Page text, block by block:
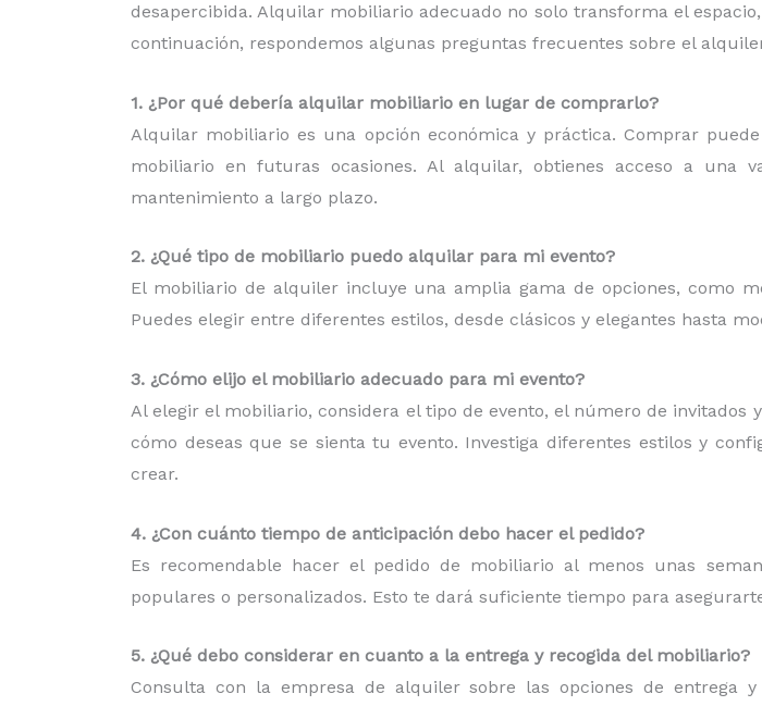
desapercibida. Alquilar mobiliario adecuado no solo transforma el
continuación, respondemos algunas preguntas frecuentes sobre el
1. ¿Por qué debería alquilar mobiliario en lugar de comprarlo?
Alquilar mobiliario es una opción económica y práctica. Comprar
mobiliario en futuras ocasiones. Al alquilar, obtienes acceso a una
mantenimiento a largo plazo.
2. ¿Qué tipo de mobiliario puedo alquilar para mi evento?
El mobiliario de alquiler incluye una amplia gama de opciones, como
Puedes elegir entre diferentes estilos, desde clásicos y elegantes hasta
3. ¿Cómo elijo el mobiliario adecuado para mi evento?
Al elegir el mobiliario, considera el tipo de evento, el número de invitados
cómo deseas que se sienta tu evento. Investiga diferentes estilos y
crear.
4. ¿Con cuánto tiempo de anticipación debo hacer el pedido?
Es recomendable hacer el pedido de mobiliario al menos unas
populares o personalizados. Esto te dará suficiente tiempo para
5. ¿Qué debo considerar en cuanto a la entrega y recogida del mobiliario?
Consulta con la empresa de alquiler sobre las opciones de entrega